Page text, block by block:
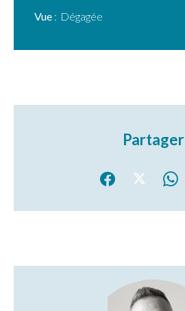
Vue
Dégagée
Partager